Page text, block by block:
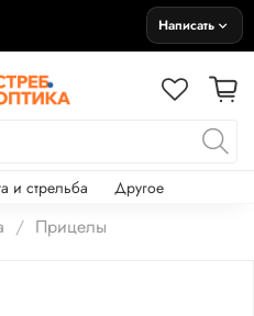
Написать
и стрельба Другое
Прицелы